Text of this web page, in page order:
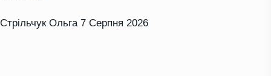
Стрільчук Ольга 7 Серпня 2026